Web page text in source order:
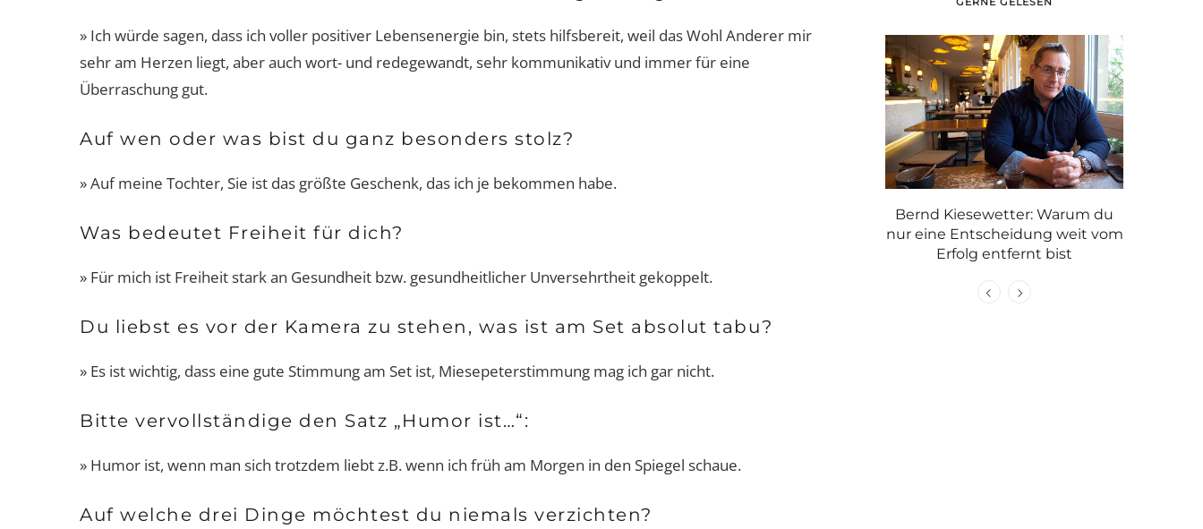
» Ich würde sagen, dass ich voller positiver Lebensenergie bin, stets hilfsbereit, weil das Wohl Anderer mir
sehr am Herzen liegt, aber auch wort- und redegewandt, sehr kommunikativ und immer für eine
Überraschung gut.
Auf wen oder was bist du ganz besonders stolz?
» Auf meine Tochter, Sie ist das größte Geschenk, das ich je bekommen habe.
Was bedeutet Freiheit für dich?
» Für mich ist Freiheit stark an Gesundheit bzw. gesundheitlicher Unversehrtheit gekoppelt.
Du liebst es vor der Kamera zu stehen, was ist am Set absolut tabu?
» Es ist wichtig, dass eine gute Stimmung am Set ist, Miesepeterstimmung mag ich gar nicht.
Bitte vervollständige den Satz „Humor ist…“:
» Humor ist, wenn man sich trotzdem liebt z.B. wenn ich früh am Morgen in den Spiegel schaue.
Auf welche drei Dinge möchtest du niemals verzichten?
Passt, wackelt und hat Luft? Von
Bernd Kiesewetter: Warum du
nur eine Entscheidung weit vom
Graue Haare: mit Stolz tragen wie
Caroline oder färben?